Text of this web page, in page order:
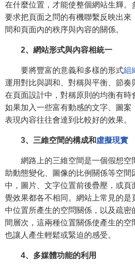
在什麼位置，才能使整個網站生輝。
要求把頁面之問的有機聯繫反映出來
間和頁面內的秩序與內容的關係。
2、網站形式與內容相統一
要將豐富的意義和多樣的形式組
運用對比與調和、對稱與平衡、節奏
在頁面設計中，對稱原則的均衡有時
如果加入一些富有動感的文字、圖案
表現內容往往會達到比較好的效果。
3、三維空間的構成和虛擬現實
網路上的三維空間是一個假想空
助動態變化、圖像的比例關係等空
中，圖片、文字位置前後疊壓，或頁
覺效果都各不相同。網站上常見的是
中位置所產生的空問關係，以及疏密
間層次，這兩種位置關係使產生的空
也讓人產生輕鬆或緊迫的感受。
4、多媒體功能的利用